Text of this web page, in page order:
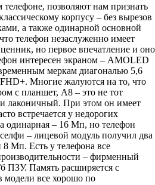
позволяют нам признать
корпусу – без вырезов
а также одинарной основной
телефон незаслуженно имеет
но первое впечатление и оно
интересен экраном – AMOLED
меркам диагональю 5,6
Многие жалуются на то, что
с планшет, A8 – это не тот
лаконичный. При этом он имеет
встречается у недорогих
одинарная – 16 Мп, но телефон
– лицевой модуль получил два
8 Мп. Есть у телефона все
– фирменный
ПЗУ. Память расширяется с
все хорошо по